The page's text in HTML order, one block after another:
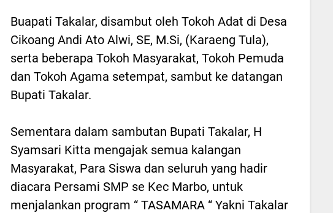
Buapati Takalar, disambut oleh Tokoh Adat di Desa
Cikoang Andi Ato Alwi, SE, M.Si, (Karaeng Tula),
serta beberapa Tokoh Masyarakat, Tokoh Pemuda
dan Tokoh Agama setempat, sambut ke datangan
Bupati Takalar.
Sementara dalam sambutan Bupati Takalar, H
Syamsari Kitta mengajak semua kalangan
Masyarakat, Para Siswa dan seluruh yang hadir
diacara Persami SMP se Kec Marbo, untuk
menjalankan program “ TASAMARA “ Yakni Takalar